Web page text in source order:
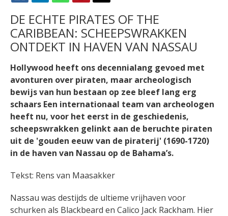
FACEBOOK
LINKEDINWHATSAPPPINTEREST
DE ECHTE PIRATES OF THE
CARIBBEAN: SCHEEPSWRAKKEN
ONTDEKT IN HAVEN VAN NASSAU
Hollywood heeft ons decennialang gevoed met
avonturen over piraten, maar archeologisch
bewijs van hun bestaan op zee bleef lang erg
schaars Een internationaal team van archeologen
heeft nu, voor het eerst in de geschiedenis,
scheepswrakken gelinkt aan de beruchte piraten
uit de 'gouden eeuw van de piraterij' (1690-1720)
in de haven van Nassau op de Bahama’s.
Tekst: Rens van Maasakker
Nassau was destijds de ultieme vrijhaven voor
schurken als Blackbeard en Calico Jack Rackham. Hier